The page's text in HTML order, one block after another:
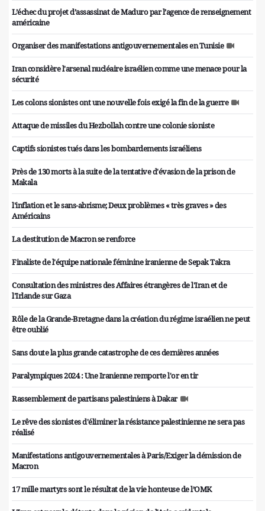
L’échec du projet d’assassinat de Maduro par l’agence de renseignement
américaine
Organiser des manifestations antigouvernementales en Tunisie
Iran considère l'arsenal nucléaire israélien comme une menace pour la
sécurité
Les colons sionistes ont une nouvelle fois exigé la fin de la guerre
Attaque de missiles du Hezbollah contre une colonie sioniste
Captifs sionistes tués dans les bombardements israéliens
Près de 130 morts à la suite de la tentative d'évasion de la prison de
Makala
l'inflation et le sans-abrisme; Deux problèmes « très graves » des
Américains
La destitution de Macron se renforce
Finaliste de l'équipe nationale féminine iranienne de Sepak Takra
Consultation des ministres des Affaires étrangères de l'Iran et de
l'Irlande sur Gaza
Rôle de la Grande-Bretagne dans la création du régime israélien ne peut
être oublié
Sans doute la plus grande catastrophe de ces dernières années
Paralympiques 2024 : Une Iranienne remporte l'or en tir
Rassemblement de partisans palestiniens à Dakar
Le rêve des sionistes d'éliminer la résistance palestinienne ne sera pas
réalisé
Manifestations antigouvernementales à Paris/Exiger la démission de
Macron
17 mille martyrs sont le résultat de la vie honteuse de l’OMK